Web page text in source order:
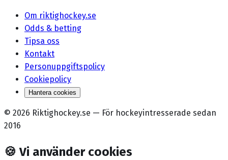
Om riktighockey.se
Odds & betting
Tipsa oss
Kontakt
Personuppgiftspolicy
Cookiepolicy
Hantera cookies
© 2026 Riktighockey.se — För hockeyintresserade sedan
2016
🍪 Vi använder cookies